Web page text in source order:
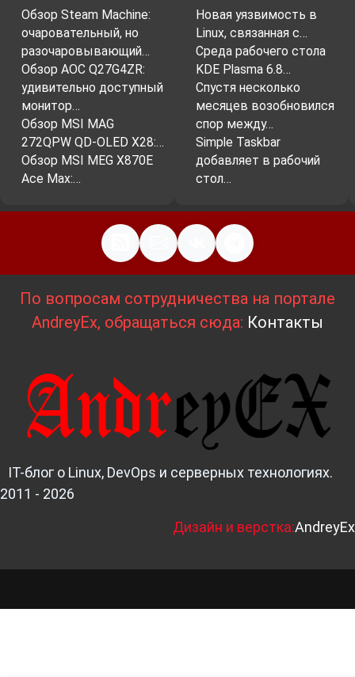
Обзор Steam Machine:
очаровательный, но
разочаровывающий…
Обзор AOC Q27G4ZR:
удивительно доступный
монитор…
Обзор MSI MAG
272QPW QD-OLED X28:…
Обзор MSI MEG X870E
Ace Max:…
Новая уязвимость в
Linux, связанная с…
Среда рабочего стола
KDE Plasma 6.8…
Спустя несколько
месяцев возобновился
спор между…
Simple Taskbar
добавляет в рабочий
стол…
По вопросам сотрудничества на портале
AndreyEx, обращаться сюда: Контакты
IT-блог о Linux, DevOps и серверных технологиях.
2011 - 2026
Дизайн и верстка:AndreyEx